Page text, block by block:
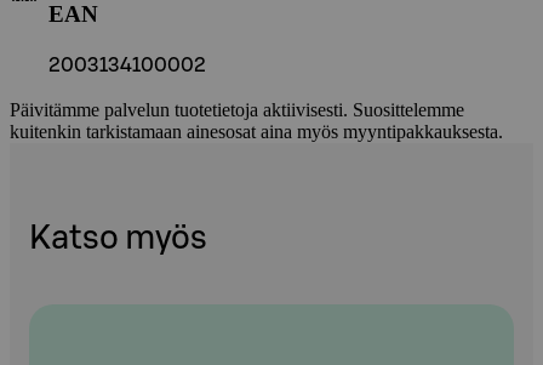
EAN
2003134100002
Päivitämme palvelun tuotetietoja aktiivisesti. Suosittelemme
kuitenkin tarkistamaan ainesosat aina myös myyntipakkauksesta.
Katso myös